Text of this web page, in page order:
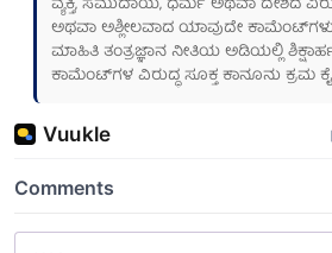
ಅಥವಾ ಅಶ್ಲೀಲವಾದ ಯಾವುದೇ
ಮಾಹಿತಿ ತಂತ್ರಜ್ಞಾನ ನೀತಿಯ ಅಡಿಯಲ್ಲಿ
ಕಾಮೆಂಟ್‌ಗಳ ವಿರುದ್ಧ ಸೂಕ್ತ ಕಾನೂನು ಕ್ರಮ